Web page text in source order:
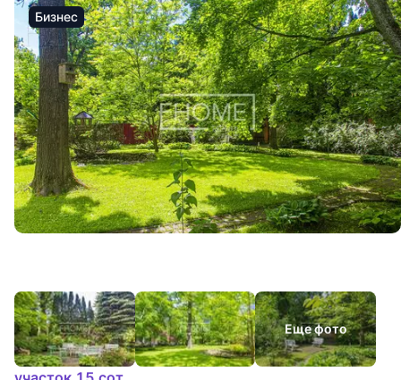
Бизнес
Еще фото